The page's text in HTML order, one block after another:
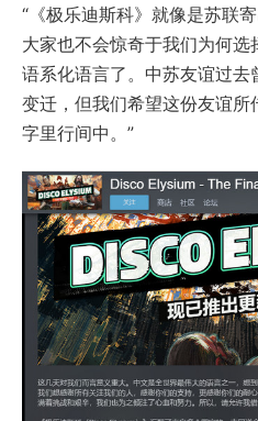
“《极乐迪斯科》就像是苏联
大家也不会惊奇于我们为何
语系化语言了。中苏友谊过
变迁，但我们希望这份友谊
字里行间中。”